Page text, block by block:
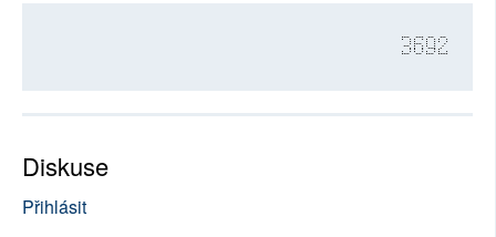
3692
Diskuse
Přihlásit